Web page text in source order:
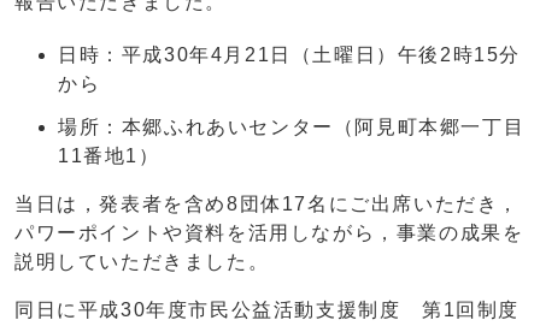
日時：平成30年4月21日（土曜日）午後2時15分
から
場所：本郷ふれあいセンター（阿見町本郷一丁目
11番地1）
当日は，発表者を含め8団体17名にご出席いただき，
パワーポイントや資料を活用しながら，事業の成果を
説明していただきました。
同日に平成30年度市民公益活動支援制度 第1回制度